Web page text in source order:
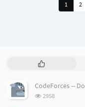
1 2
P
p
u
CodeForces --
浏
2958